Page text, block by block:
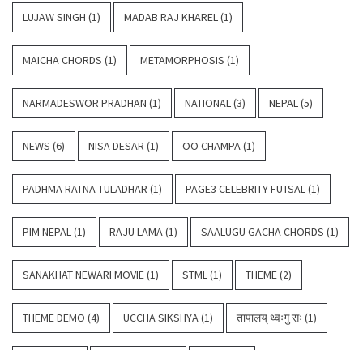
LUJAW SINGH (1) MADAB RAJ KHAREL(1)
MAICHA CHORDS (1) METAMORPHOSIS (1)
NARMADESWOR PRADHAN (1) NATIONAL(3) NEPAL(5)
NEWS (6) NISA DESAR (1) OO CHAMPA(1)
PADHMA RATNA TULADHAR (1) PAGE3 CELEBRITY FUTSAL(1)
PIM NEPAL(1) RAJU LAMA(1) SAALUGU GACHA CHORDS (1)
SANAKHAT NEWARI MOVIE(1) STML(1) THEME(2)
THEME DEMO (4) UCCHA SIKSHYA(1) तापालय् थ्वःगु सः (1)